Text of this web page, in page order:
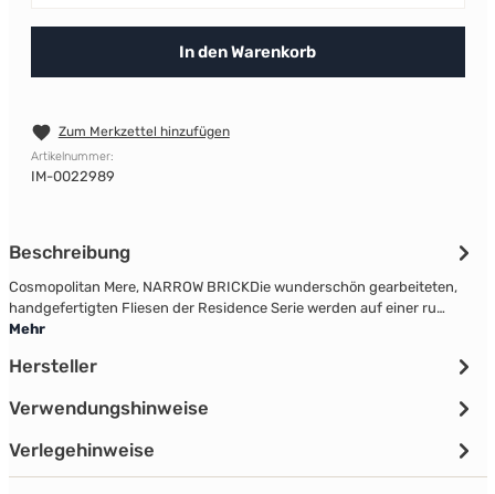
In den Warenkorb
Zum Merkzettel hinzufügen
Artikelnummer:
IM-0022989
Beschreibung
Cosmopolitan Mere, NARROW BRICKDie wunderschön gearbeiteten,
handgefertigten Fliesen der Residence Serie werden auf einer ru…
Mehr
Hersteller
Verwendungshinweise
Verlegehinweise